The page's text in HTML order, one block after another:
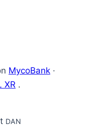
MycoBank ·
XR .
DAN